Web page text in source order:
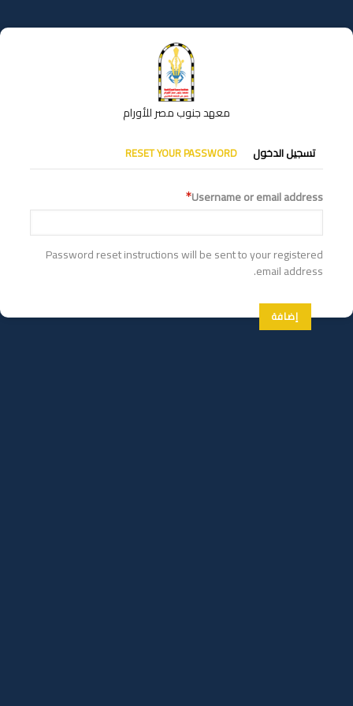
إلى
المحتوى
معهد جنوب مصر للأورام
التبويبات
الأساسية
تسجيل الدخول RESET YOUR PASSWORD
Username or email address
Password reset instructions will be sent to your registered
email address.